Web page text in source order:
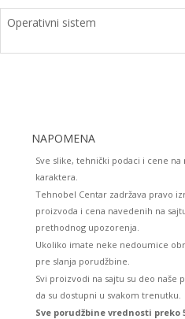
Operativni sistem
NAPOMENA
Sve slike, tehnički podaci i cene
karaktera.
Tehnobel Centar zadržava pravo
proizvoda i cena navedenih na
prethodnog upozorenja.
Ukoliko imate neke nedoumice
pre slanja porudžbine.
Svi proizvodi na sajtu su deo naše
da su dostupni u svakom trenutku.
Sve porudžbine vrednosti preko